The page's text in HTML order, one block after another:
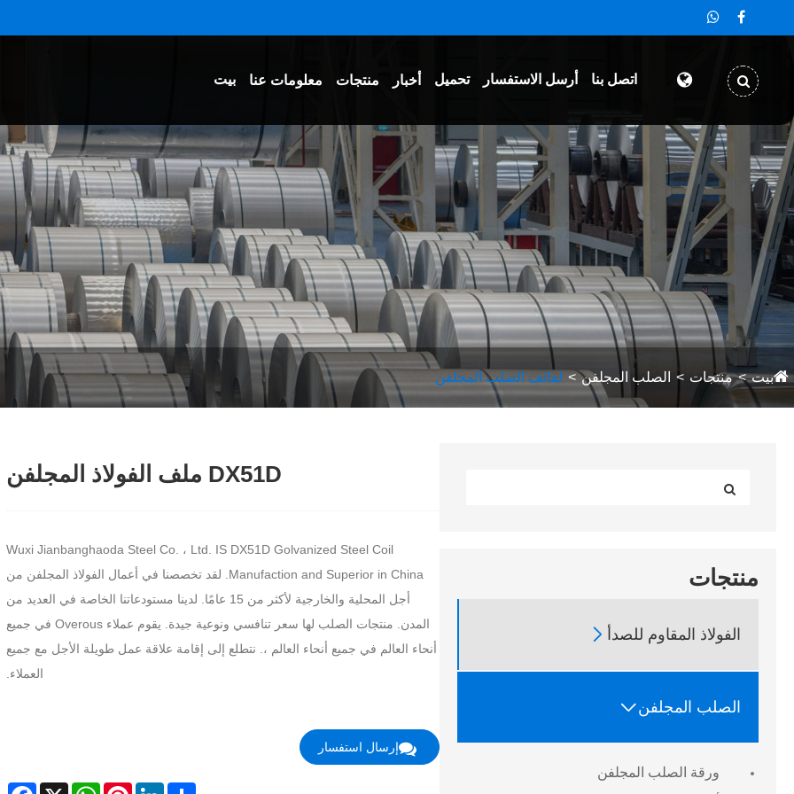
بيت معلومات عنا منتجات أخبار تحميل أرسل الاستفسار اتصل بنا
بيت منتجات الصلب المجلفن لفائف الصلب المجلفن
منتجات
الفولاذ المقاوم للصدأ 
الصلب المجلفن
ورقة الصلب المجلفن
DX51D ملف الفولاذ المجلفن
Wuxi Jianbanghaoda Steel Co. ، Ltd. IS DX51D Golvanized Steel Coil
Manufaction and Superior in China. لقد تخصصنا في أعمال الفولاذ المجلفن من
أجل المحلية والخارجية لأكثر من 15 عامًا. لدينا مستودعاتنا الخاصة في العديد من
المدن. منتجات الصلب لها سعر تنافسي ونوعية جيدة. يقوم عملاء Overous في جميع
أنحاء العالم في جميع أنحاء العالم ،. نتطلع إلى إقامة علاقة عمل طويلة الأجل مع جميع
العملاء.
إرسال استفسار
X
WhatsAppPinterestLinkedInShare